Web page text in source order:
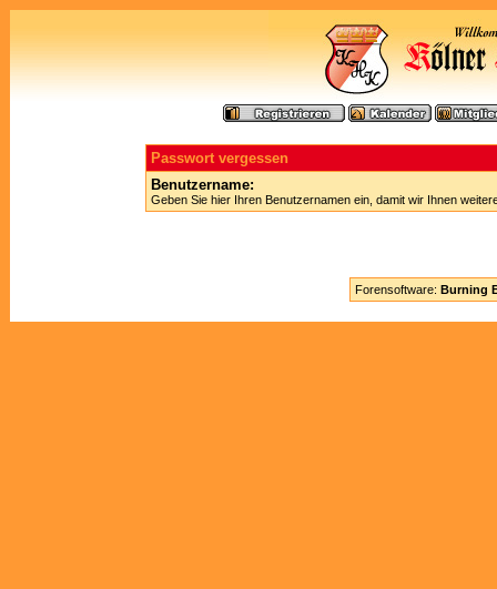
Passwort vergessen
Benutzername:
Geben Sie hier Ihren Benutzernamen ein, damit wir Ihnen
Forensoftware: Burning